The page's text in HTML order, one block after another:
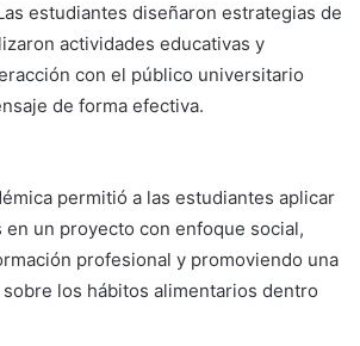
estudiantes diseñaron estrategias de
actividades educativas y
con el público universitario
de forma efectiva.
permitió a las estudiantes aplicar
un proyecto con enfoque social,
profesional y promoviendo una
los hábitos alimentarios dentro